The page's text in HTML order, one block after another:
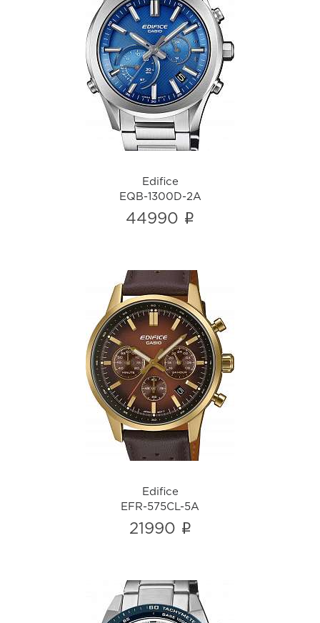
Edifice
EQB-1300D-2A
i
Edifice
EQB-1300D-2A
44990 i
Edifice
EFR-575CL-5A
i
Edifice
EFR-575CL-5A
21990 i